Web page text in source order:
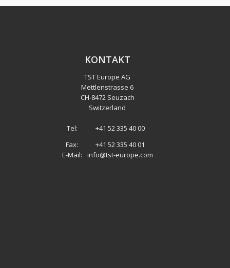
KONTAKT
TST Europe AG
Mettlenstrasse 6
CH-8472 Seuzach
Switzerland
Tel:
+41 52 335 40 00
Fax:
+41 52 335 40 01
E-Mail:
info@tst-europe.com